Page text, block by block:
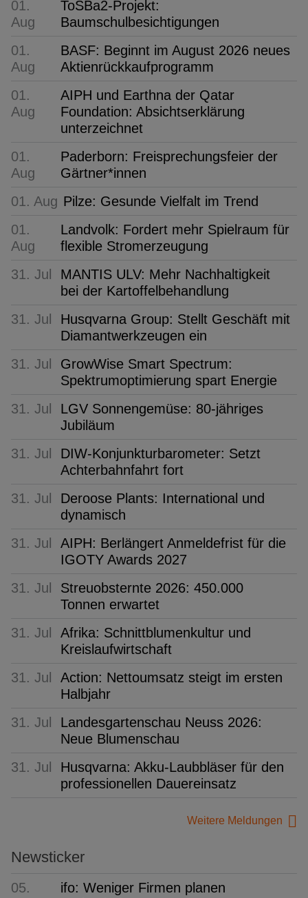
01.
Aug
ToSBa2-Projekt:
Baumschulbesichtigungen
01.
Aug
BASF: Beginnt im August 2026 neues
Aktienrückkaufprogramm
01.
Aug
AIPH und Earthna der Qatar
Foundation: Absichtserklärung
unterzeichnet
01.
Aug
Paderborn: Freisprechungsfeier der
Gärtner*innen
01. Aug Pilze: Gesunde Vielfalt im Trend
01.
Aug
Landvolk: Fordert mehr Spielraum für
flexible Stromerzeugung
31. Jul
MANTIS ULV: Mehr Nachhaltigkeit
bei der Kartoffelbehandlung
31. Jul
Husqvarna Group: Stellt Geschäft mit
Diamantwerkzeugen ein
31. Jul
GrowWise Smart Spectrum:
Spektrumoptimierung spart Energie
31. Jul
LGV Sonnengemüse: 80-jähriges
Jubiläum
31. Jul
DIW-Konjunkturbarometer: Setzt
Achterbahnfahrt fort
31. Jul
Deroose Plants: International und
dynamisch
31. Jul
AIPH: Berlängert Anmeldefrist für die
IGOTY Awards 2027
31. Jul
Streuobsternte 2026: 450.000
Tonnen erwartet
31. Jul
Afrika: Schnittblumenkultur und
Kreislaufwirtschaft
31. Jul
Action: Nettoumsatz steigt im ersten
Halbjahr
31. Jul
Landesgartenschau Neuss 2026:
Neue Blumenschau
31. Jul
Husqvarna: Akku-Laubbläser für den
professionellen Dauereinsatz
Weitere Meldungen
Newsticker
05.
ifo: Weniger Firmen planen